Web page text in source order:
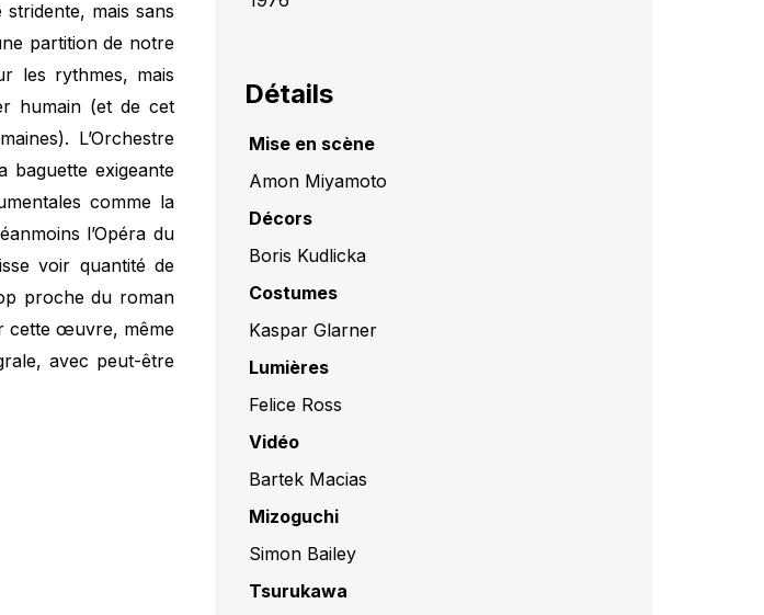
stridente, mais sans
partition de notre
les rythmes, mais
humain (et de cet
L’Orchestre
baguette exigeante
comme la
l’Opéra du
voir quantité de
proche du roman
cette œuvre, même
avec peut-être
Détails
Mise en scène
Amon Miyamoto
Décors
Boris Kudlicka
Costumes
Kaspar Glarner
Lumières
Felice Ross
Vidéo
Bartek Macias
Mizoguchi
Simon Bailey
Tsurukawa